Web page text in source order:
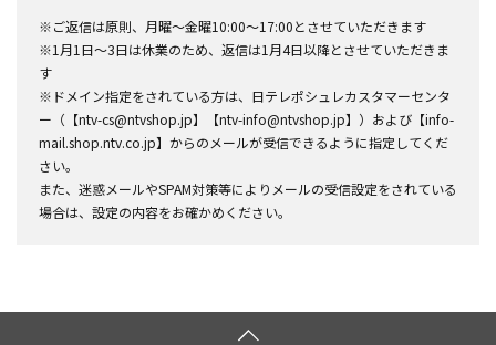
※ご返信は原則、月曜～金曜10:00～17:00とさせていただきます
※1月1日～3日は休業のため、返信は1月4日以降とさせていただきま
す
※ドメイン指定をされている方は、日テレポシュレカスタマーセンタ
ー（【ntv-cs@ntvshop.jp】【ntv-info@ntvshop.jp】）および【info-
mail.shop.ntv.co.jp】からのメールが受信できるように指定してくだ
さい。
また、迷惑メールやSPAM対策等によりメールの受信設定をされている
場合は、設定の内容をお確かめください。